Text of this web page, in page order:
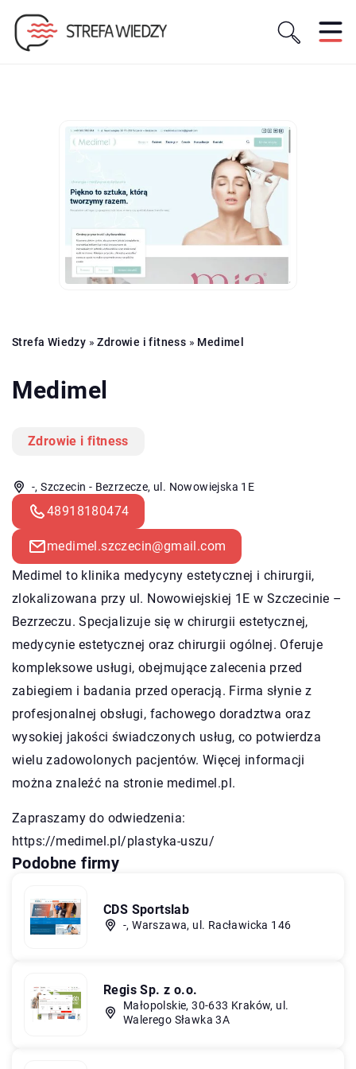
Strefa Wiedzy »Zdrowie i fitness » Medimel
Medimel
Zdrowie i fitness
-, Szczecin - Bezrzecze, ul. Nowowiejska 1E
48918180474
medimel.szczecin@gmail.com
Medimel to klinika medycyny estetycznej i chirurgii,
zlokalizowana przy ul. Nowowiejskiej 1E w Szczecinie –
Bezrzeczu. Specjalizuje się w chirurgii estetycznej,
medycynie estetycznej oraz chirurgii ogólnej. Oferuje
kompleksowe usługi, obejmujące zalecenia przed
zabiegiem i badania przed operacją. Firma słynie z
profesjonalnej obsługi, fachowego doradztwa oraz
wysokiej jakości świadczonych usług, co potwierdza
wielu zadowolonych pacjentów. Więcej informacji
można znaleźć na stronie medimel.pl.
Zapraszamy do odwiedzenia:
https://medimel.pl/plastyka-uszu/
Podobne firmy
CDS Sportslab
-, Warszawa, ul. Racławicka 146
Regis Sp. z o.o.
Małopolskie, 30-633 Kraków, ul.
Walerego Sławka 3A